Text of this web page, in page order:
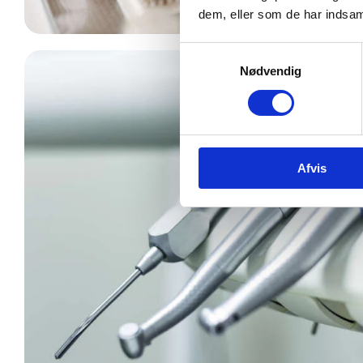
dem, eller som de har
Nødvendig
Afvis